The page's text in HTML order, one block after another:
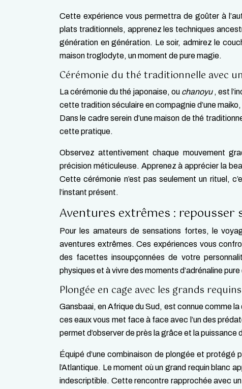
Cette expérience vous permettra de goûter à
plats traditionnels, apprenez les techniques
génération en génération. Le soir, admirez le
maison troglodyte, un moment de pure magie.
Cérémonie du thé traditionnelle avec
La cérémonie du thé japonaise, ou chanoyu , est
cette tradition séculaire en compagnie d’une
Dans le cadre serein d’une maison de thé
cette pratique.
Observez attentivement chaque mouvement
précision méticuleuse. Apprenez à apprécier la
Cette cérémonie n’est pas seulement un rituel,
l’instant présent.
Aventures extrêmes :
Pour les amateurs de sensations fortes, le
aventures extrêmes. Ces expériences vous
des facettes insoupçonnées de votre
physiques et à vivre des moments d’adrénaline
Plongée en cage avec les grands
Gansbaai, en Afrique du Sud, est connue comme
ces eaux vous met face à face avec l’un des
permet d’observer de près la grâce et la
Équipé d’une combinaison de plongée et
l’Atlantique. Le moment où un grand requin blanc
indescriptible. Cette rencontre rapprochée avec